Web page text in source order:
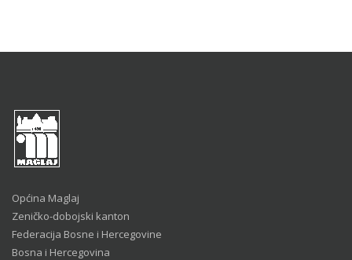
Općina Maglaj
Zeničko-dobojski kanton
Federacija Bosne i Hercegovine
Bosna i Hercegovina